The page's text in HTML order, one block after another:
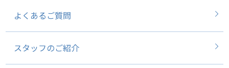
よくあるご質問
スタッフのご紹介